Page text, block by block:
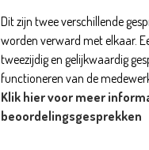
Dit zijn twee verschillende
worden verward met elkaar.
tweezijdig en gelijkwaardig
functioneren van de
Klik hier voor meer
beoordelingsgesprekken